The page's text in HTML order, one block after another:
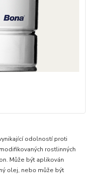
odolností proti
rostlinných
Může být aplikován
olej, nebo může být